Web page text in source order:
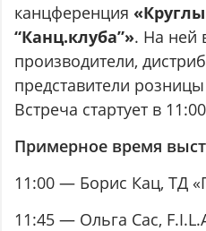
канцференция
“Канц.клуба”». На ней
производители,
представители
Встреча стартует в
Примерное время
11:00 — Борис Кац, ТД
11:45 — Ольга Сас,